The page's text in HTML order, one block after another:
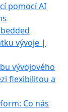
pomocí AI
vývoje |
vývojového
flexibilitou a
Co nás